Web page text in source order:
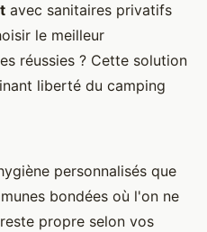
avec sanitaires privatifs
le meilleur
réussies ? Cette solution
liberté du camping
personnalisés que
bondées où l'on ne
propre selon vos